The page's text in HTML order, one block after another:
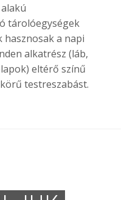
tárolóegységek
hasznosak a napi
alkatrész (láb,
eltérő színű
testreszabást.